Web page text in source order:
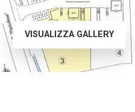
VISUALIZZA GALLERY